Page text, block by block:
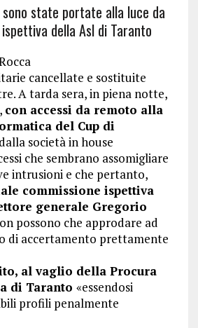
state portate alla luce da
della Asl di Taranto
cancellate e sostituite
A tarda sera, in piena notte,
con accessi da remoto alla
del Cup di
società in house
che sembrano assomigliare
intrusioni e che pertanto,
commissione ispettiva
generale Gregorio
possono che approdare ad
di accertamento prettamente
al vaglio della Procura
di Taranto «essendosi
profili penalmente